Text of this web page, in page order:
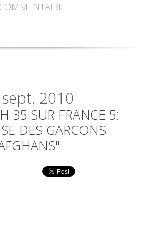
sept. 2010
35 SUR FRANCE 5:
DES GARCONS